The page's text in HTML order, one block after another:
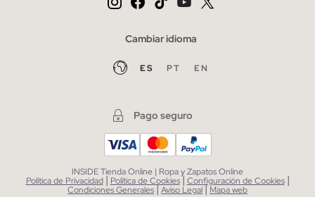
Cambiar idioma
ES PT EN
Pago seguro
INSIDE Tienda Online | Ropa y Zapatos Online
Política de Privacidad | Política de Cookies| Configuración de Cookies |
Condiciones Generales|Aviso Legal| Mapa web